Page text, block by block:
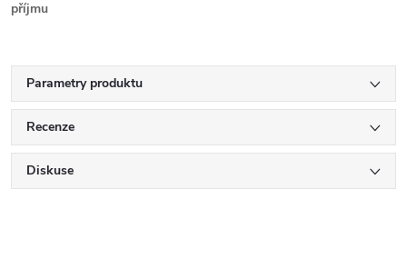
příjmu
Parametry produktu
Recenze
Diskuse